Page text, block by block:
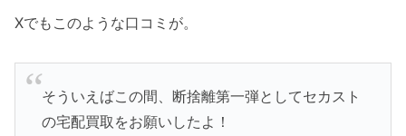
Xでもこのような口コミが。
そういえばこの間、断捨離第一弾としてセカスト
の宅配買取をお願いしたよ！